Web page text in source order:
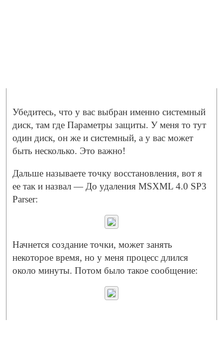
Убедитесь, что у вас выбран именно системный
диск, там где Параметры защиты. У меня то тут
один диск, он же и системный, а у вас может
быть несколько. Это важно!
Дальше называете точку восстановления, вот я
ее так и назвал — До удаления MSXML 4.0 SP3
Parser:
Начнется создание точки, может занять
некоторое время, но у меня процесс длился
около минуты. Потом было такое сообщение: